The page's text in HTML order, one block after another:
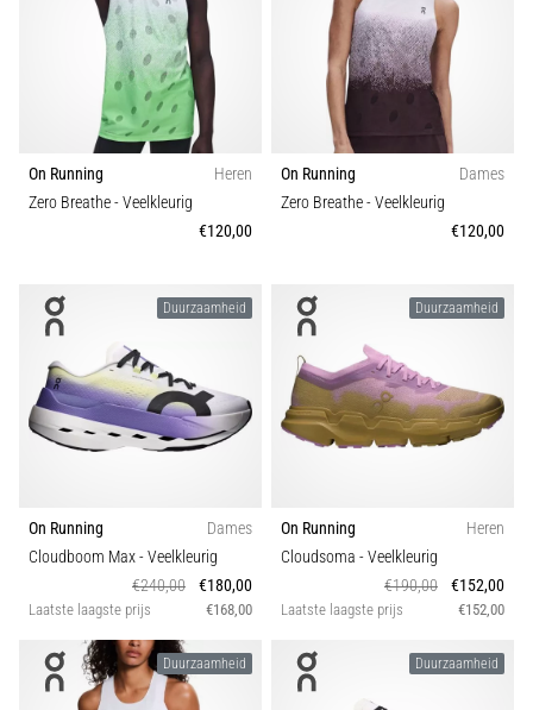
hardlopen
Knieklachten
wel
eens
zijn
leven,
een
amateur
of
pro.
Wat
Prijs
Type schoenen
Drop (mm)
Comfort en demping
On Running
Heren
Zero Breathe- Veelkleurig
€120,00
On Running
Dames
Zero Breathe- Veelkleurig
€120,00
Duurzaamheid
On Running
Dames
Cloudboom Max- Veelkleurig
€240,00
€180,00
Laatste laagste prijs €168,00
Duurzaamheid
On Running
Heren
Cloudsoma - Veelkleurig
€190,00
€152,00
Laatste laagste prijs €152,00
Duurzaamheid Duurzaamheid